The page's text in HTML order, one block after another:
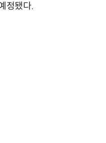
정됐다.